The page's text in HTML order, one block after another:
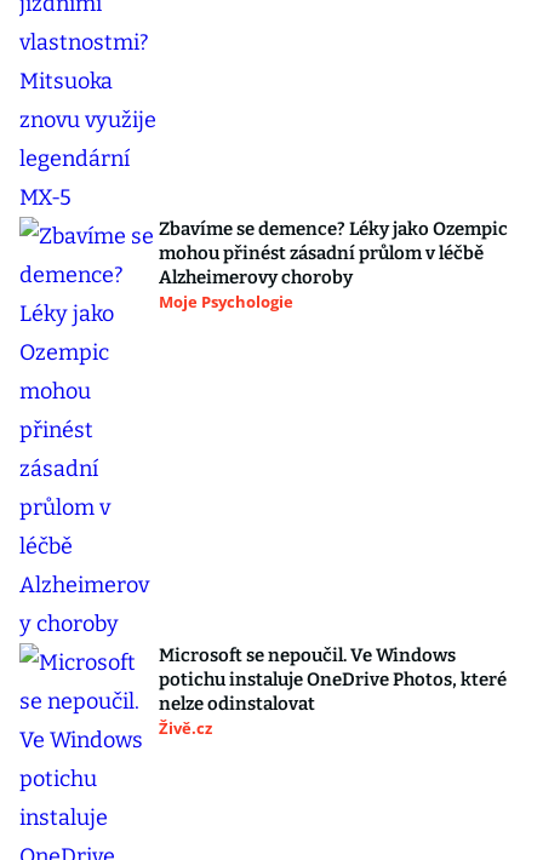
Zbavíme se demence? Léky jako Ozempic
mohou přinést zásadní průlom v léčbě
Alzheimerovy choroby
Moje Psychologie
Microsoft se nepoučil. Ve Windows
potichu instaluje OneDrive Photos, které
nelze odinstalovat
Živě.cz